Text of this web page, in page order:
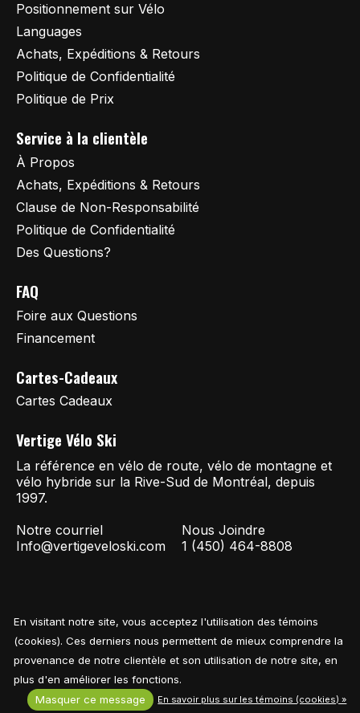
Positionnement sur Vélo
Languages
Achats, Expéditions & Retours
Politique de Confidentialité
Politique de Prix
Service à la clientèle
À Propos
Achats, Expéditions & Retours
Clause de Non-Responsabilité
Politique de Confidentialité
Des Questions?
FAQ
Foire aux Questions
Financement
Cartes-Cadeaux
Cartes Cadeaux
Vertige Vélo Ski
La référence en vélo de route, vélo de montagne et
vélo hybride sur la Rive-Sud de Montréal, depuis
1997.
Notre courriel
Info@vertigeveloski.com
Nous Joindre
1 (450) 464-8808
© Copyright 2026 Vertige Vélo Ski
En visitant notre site, vous acceptez l'utilisation des témoins
(cookies). Ces derniers nous permettent de mieux comprendre la
provenance de notre clientèle et son utilisation de notre site, en
plus d'en améliorer les fonctions.
Masquer ce message
En savoir plus sur les témoins (cookies) »